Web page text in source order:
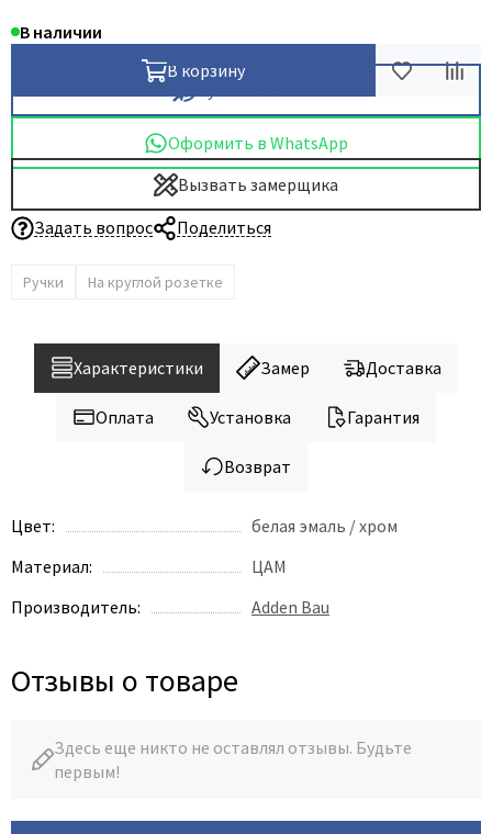
Comaglio
Eclisse
El Porta
Fantom
GlassTur
Krona Koblenz
Komfort Doors
Lockstyle
Miksal
В наличии
В корзину
Оформить в WhatsApp
Вызвать замерщика
Задать вопрос
Поделиться
Ручки На круглой розетке
Характеристики Замер Доставка
Оплата Установка Гарантия
Возврат
Цвет:
белая эмаль / хром
Материал:
ЦАМ
Производитель:
Adden Bau
Отзывы о товаре
Здесь еще никто не оставлял отзывы. Будьте
первым!